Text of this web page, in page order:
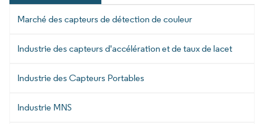
Marché des capteurs de détection de couleur
Industrie des capteurs d'accélération et de taux de lacet
Industrie des Capteurs Portables
Industrie MNS